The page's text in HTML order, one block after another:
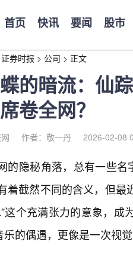
首页 快讯 要闻 股市
证券时报 > 公司 > 正文
的暗流：仙
卷全网？
作者：敬一丹 2026-02-08
的隐秘角落，总有一些名
着截然不同的含义，但最
这个充满张力的意象，
乐的偶遇，更像是一次视